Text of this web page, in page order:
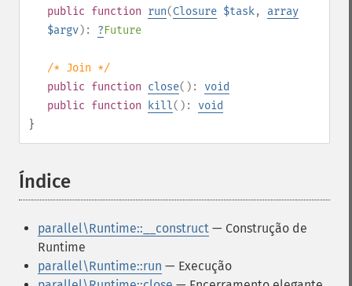
public function run(Closure $task, array
$argv): ?Future
/* Join */
public function close(): void
public function kill(): void
}
Índice
parallel\Runtime::__construct — Construção de
Runtime
parallel\Runtime::run — Execução